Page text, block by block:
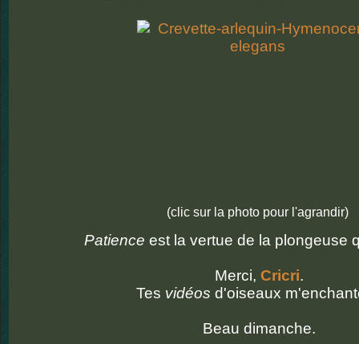
(clic sur la photo pour l'agrandir)
Patience est la vertue de la plongeuse
Merci, Cricri.
Tes vidéos d'oiseaux
Beau dimanche.